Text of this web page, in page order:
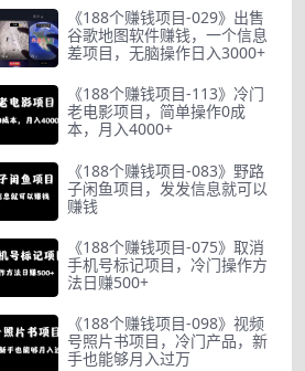
《188个赚钱项目-029》出售
谷歌地图软件赚钱，一个信息
差项目，无脑操作日入3000+
《188个赚钱项目-113》冷门
老电影项目，简单操作0成
本，月入4000+
《188个赚钱项目-083》野路
子闲鱼项目，发发信息就可以
赚钱
《188个赚钱项目-075》取消
手机号标记项目，冷门操作方
法日赚500+
《188个赚钱项目-098》视频
号照片书项目，冷门产品，新
手也能够月入过万